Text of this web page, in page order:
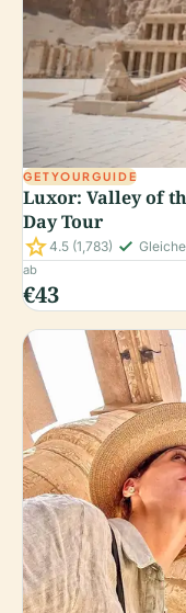
GETYOURGUIDE
Luxor: Valley of
Day Tour
star4.5 (1,783) check_small
ab
€43